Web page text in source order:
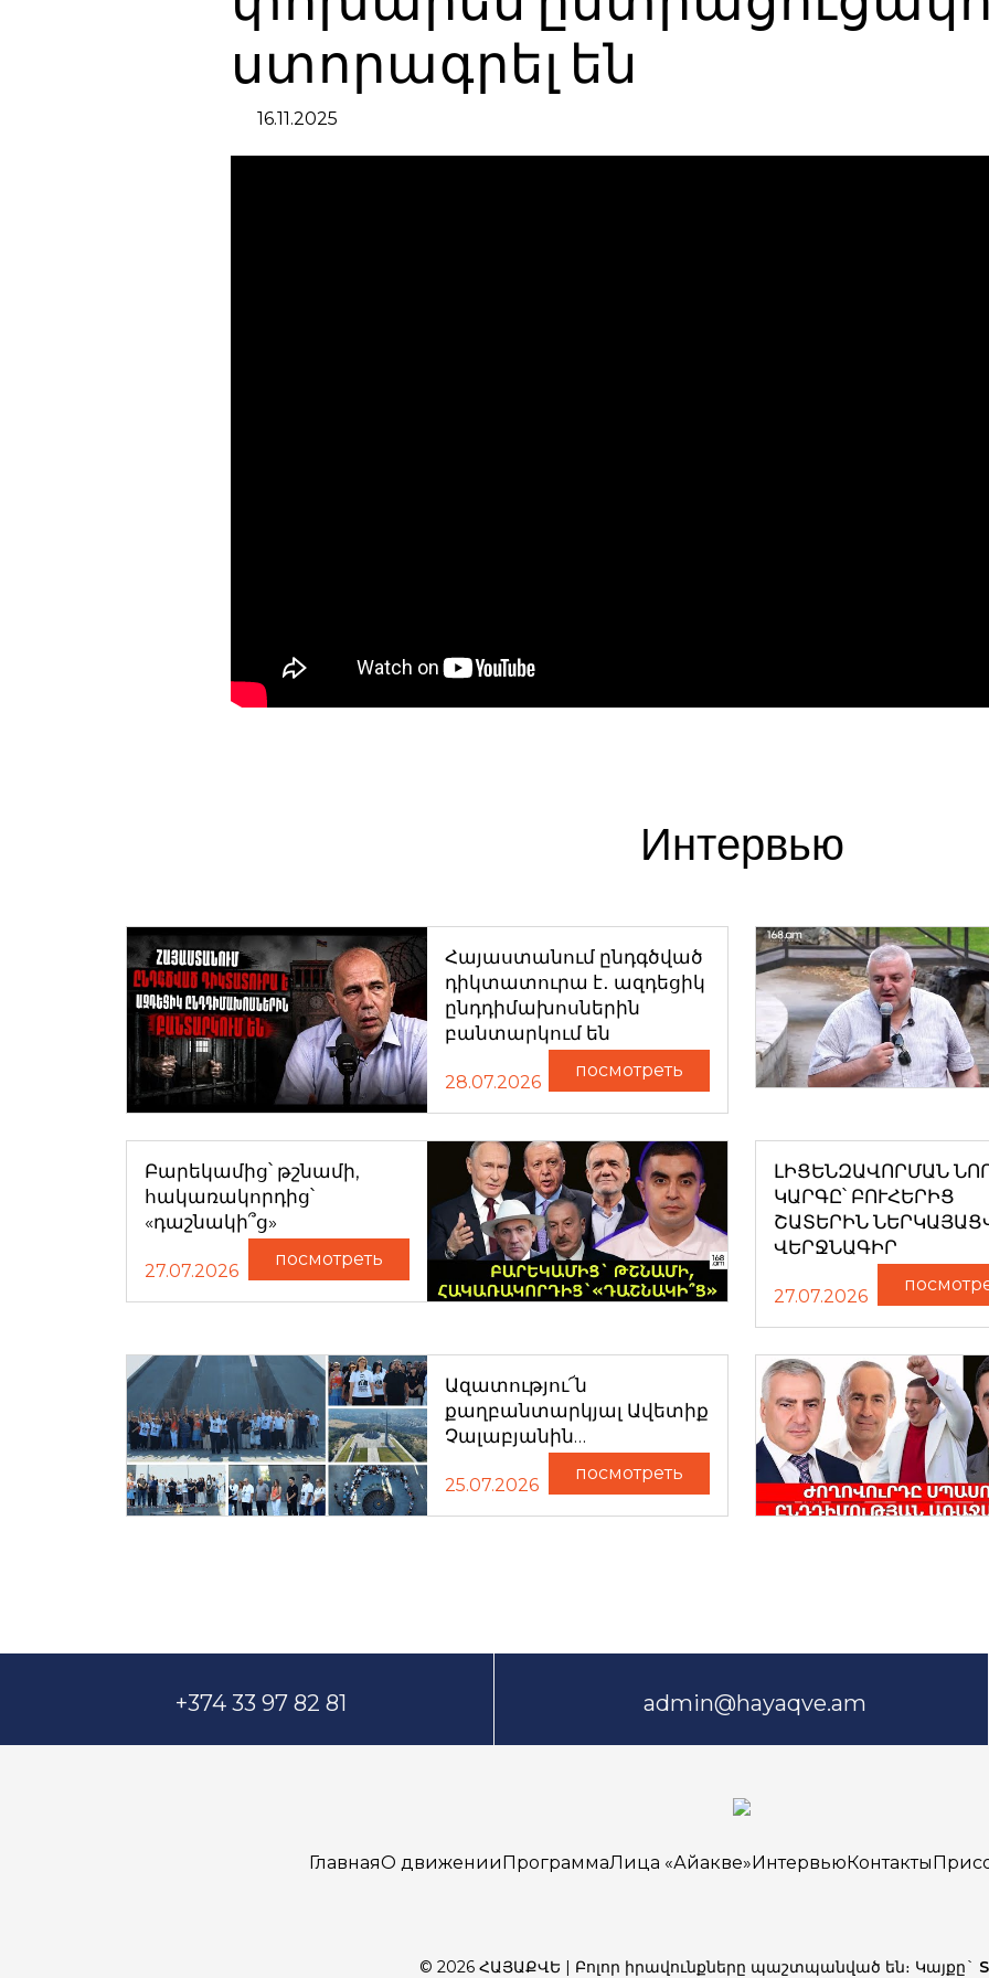
ստորագրել են
16.11.2025
Интервью
Հայաստանում ընդգծված
դիկտատուրա է․ ազդեցիկ
ընդդիմախոսներին
բանտարկում են
28.07.2026
посмотреть
Բարեկամից՝ թշնամի,
հակառակորդից՝
«դաշնակի՞ց»
27.07.2026
посмотреть
ԼԻՑԵՆԶԱՎՈՐՄԱՆ
ԿԱՐԳԸ՝ ԲՈՒՀԵՐԻՑ
ՇԱՏԵՐԻՆ
ՎԵՐՋՆԱԳԻՐ
27.07.2026
Ազատությու՜ն
քաղբանտարկյալ Ավետիք
Չալաբյանին…
25.07.2026
посмотреть
+374 33 97 82 81 admin@hayaqve.am
ГлавнаяО движенииПрограммаЛица «Айакве»ИнтервьюКонтакты
© 2026 ՀԱՅԱՔՎԵ | Բոլոր իրավունքները պաշտպանված են։ Կայքը`